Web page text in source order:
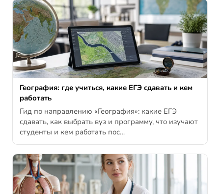
География: где учиться, какие ЕГЭ сдавать и кем
работать
Гид по направлению «География»: какие ЕГЭ
сдавать, как выбрать вуз и программу, что изучают
студенты и кем работать пос…